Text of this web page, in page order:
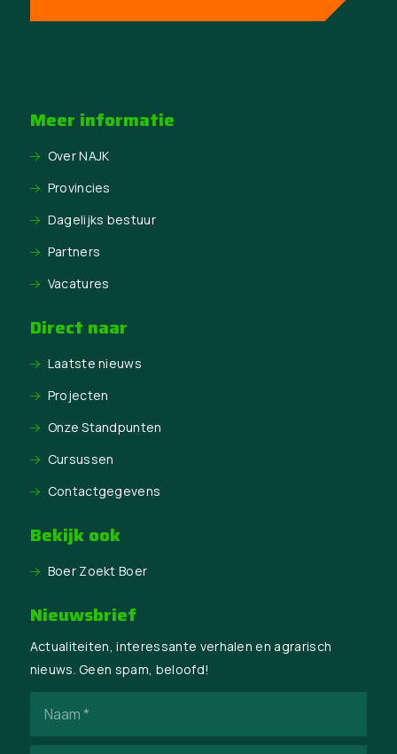
Meer informatie
Over NAJK
Provincies
Dagelijks bestuur
Partners
Vacatures
Direct naar
Laatste nieuws
Projecten
Onze Standpunten
Cursussen
Contactgegevens
Bekijk ook
Boer Zoekt Boer
Nieuwsbrief
Actualiteiten, interessante verhalen en agrarisch
nieuws. Geen spam, beloofd!